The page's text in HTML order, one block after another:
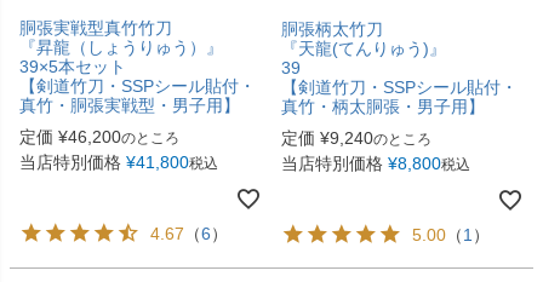
胴張実戦型真竹竹刀
『昇龍（しょうりゅう）』
39×5本セット
【剣道竹刀・SSPシール貼付・
真竹・胴張実戦型・男子用】
定価 ¥46,200のところ
当店特別価格 ¥41,800税込
4.67 （6）
胴張柄太竹刀
『天龍(てんりゅう)』
39
【剣道竹刀・SSPシール貼付・
真竹・柄太胴張・男子用】
定価 ¥9,240のところ
当店特別価格 ¥8,800税込
5.00 （1 ）